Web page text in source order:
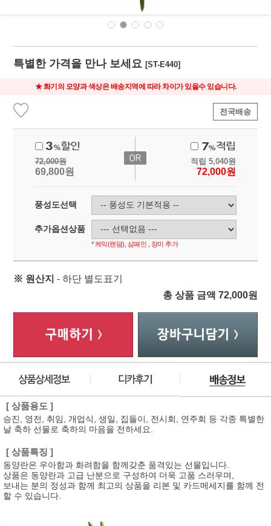
특별한 가격을 만나 보세요[ST-E440]
★ 화기의 모양과 색상은 배송지역에 따라 차이가 있을수 있습니다.
전국배송
72,000원
69,800원
적립 5,040원
72,000원
풍성도선택
추가옵션상품
* 케익(랜덤), 샴페인 , 장미 추가
※ 원산지 - 하단 별도표기
총 상품 금액 72,000원
[ 상품용도 ]
승진, 영전, 취임, 개업식, 생일, 집들이, 전시회, 연주회 등 각종 특별한
날 축하 선물로 축하의 마음을 전하세요.
[ 상품특징 ]
동양란은 우아함과 화려함을 함께갖춘 품격있는 선물입니다.
상품은 동양란과 고급 난분으로 구성하여 더욱 고품 스러우며,
보내는 분의 정성과 함께 최고의 상품을 리본 및 카드메세지를 함께 전
할 수 있습니다.